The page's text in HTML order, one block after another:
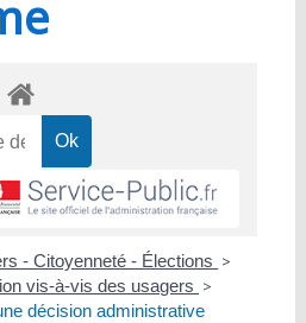
- Citoyenneté - Élections >
vis-à-vis des usagers >
décision administrative